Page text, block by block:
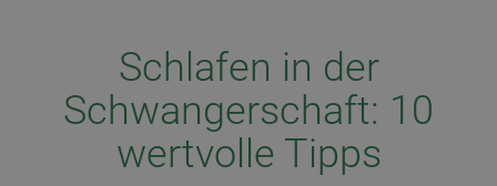
Schlafen in der
Schwangerschaft: 10
wertvolle Tipps